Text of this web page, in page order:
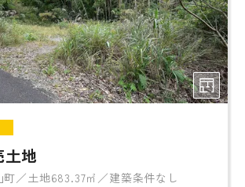
地
町／土地683.37㎡／建築条件なし